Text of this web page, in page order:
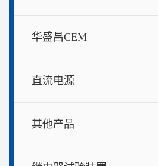
华盛昌CEM
直流电源
其他产品